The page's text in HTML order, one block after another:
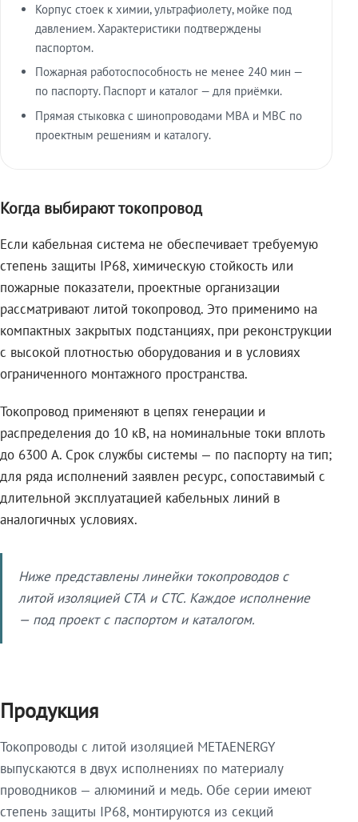
Корпус стоек к химии, ультрафиолету, мойке под
давлением. Характеристики подтверждены
паспортом.
Пожарная работоспособность не менее 240 мин —
по паспорту. Паспорт и каталог — для приёмки.
Прямая стыковка с шинопроводами МВА и МВС по
проектным решениям и каталогу.
Когда выбирают токопровод
Если кабельная система не обеспечивает требуемую
степень защиты IP68, химическую стойкость или
пожарные показатели, проектные организации
рассматривают литой токопровод. Это применимо на
компактных закрытых подстанциях, при реконструкции
с высокой плотностью оборудования и в условиях
ограниченного монтажного пространства.
Токопровод применяют в цепях генерации и
распределения до 10 кВ, на номинальные токи вплоть
до 6300 А. Срок службы системы — по паспорту на тип;
для ряда исполнений заявлен ресурс, сопоставимый с
длительной эксплуатацией кабельных линий в
аналогичных условиях.
Ниже представлены линейки токопроводов с
литой изоляцией СТА и СТС. Каждое исполнение
— под проект с паспортом и каталогом.
Продукция
Токопроводы с литой изоляцией METAENERGY
выпускаются в двух исполнениях по материалу
проводников — алюминий и медь. Обе серии имеют
степень защиты IP68, монтируются из секций